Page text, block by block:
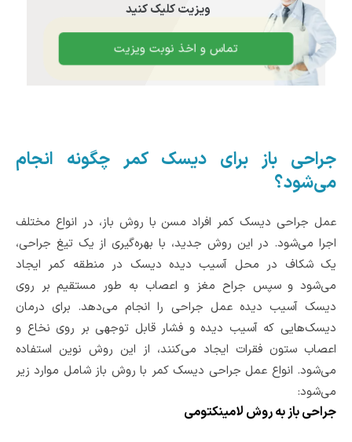
ویزیت کلیک کنید
تماس و اخذ نوبت ویزیت
جراحی باز برای دیسک کمر چگونه انجام
می‌شود؟
عمل جراحی دیسک کمر افراد مسن با روش باز، در انواع مختلف
اجرا می‌شود. در این روش جدید، با بهره‌گیری از یک تیغ جراحی،
یک شکاف در محل آسیب دیده دیسک در منطقه کمر ایجاد
می‌شود و سپس جراح مغز و اعصاب به طور مستقیم بر روی
دیسک آسیب دیده عمل جراحی را انجام می‌دهد. برای درمان
دیسک‌هایی که آسیب دیده و فشار قابل توجهی بر روی نخاع و
اعصاب ستون فقرات ایجاد می‌کنند، از این روش نوین استفاده
می‌شود. انواع عمل جراحی دیسک کمر با روش باز شامل موارد زیر
می‌شود:
جراحی باز به روش لامینکتومی